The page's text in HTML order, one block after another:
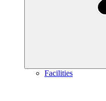
Facilities